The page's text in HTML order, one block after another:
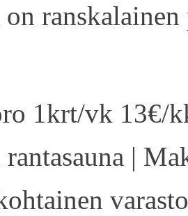
on
1krt/vk 13€/
|